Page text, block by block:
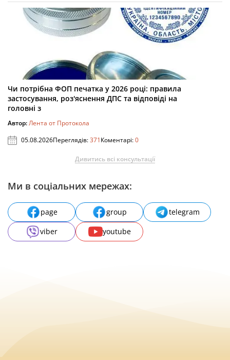
Чи потрібна ФОП печатка у 2026 році: правила
застосування, роз'яснення ДПС та відповіді на
головні з
Автор:Лента от Протокола
05.08.2026Переглядів:371Коментарі:0
Дивитись всі консультації
Ми в соціальних мережах:
page group
telegram
viber
youtube